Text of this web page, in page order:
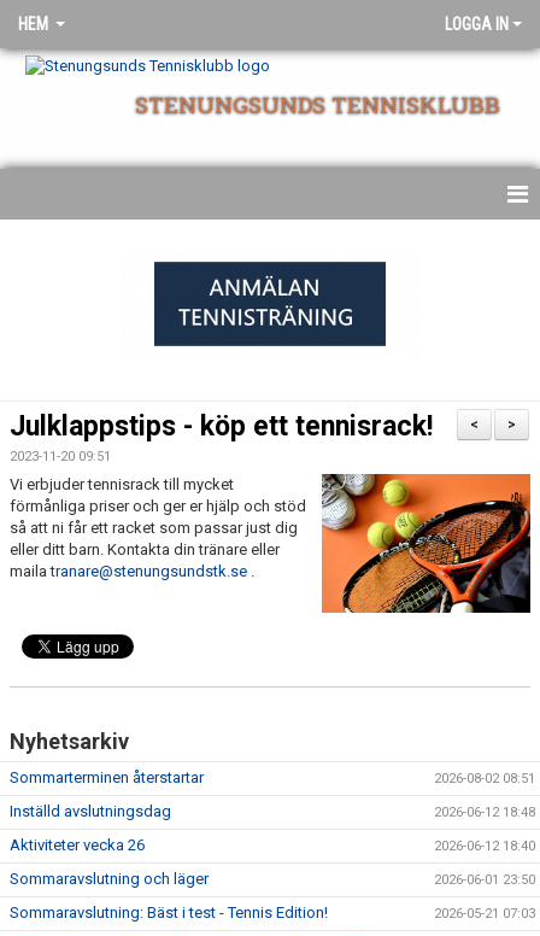
HEM LOGGA IN
STENUNGSUNDS TENNISKLUBB
>
<
Julklappstips - köp ett tennisrack!
2023-11-20 09:51
Vi erbjuder tennisrack till mycket
förmånliga priser och ger er hjälp och stöd
så att ni får ett racket som passar just dig
eller ditt barn. Kontakta din tränare eller
mailatranare@stenungsundstk.se .
Nyhetsarkiv
Sommarterminen återstartar 2026-08-02 08:51
Inställd avslutningsdag 2026-06-12 18:48
Aktiviteter vecka 26 2026-06-12 18:40
Sommaravslutning och läger 2026-06-01 23:50
Sommaravslutning: Bäst i test - Tennis Edition! 2026-05-21 07:03